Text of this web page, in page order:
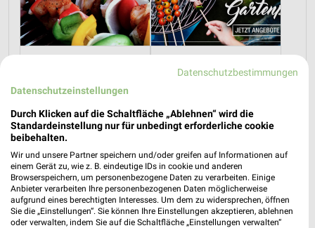
12.05.2026
Imweekli Magazinerwarten dich neben Infos zu REWE
auch clevere Spartipps für den Familienalltag, Ideen zur
Haushaltsplanung und einfache Wege, dein Budget
nachhaltig zu entlasten.
Datenschutzbestimmungen
Datenschutzeinstellungen
Durch Klicken auf die Schaltfläche „Ablehnen“ wird die
Standardeinstellung nur für unbedingt erforderliche cookie
beibehalten.
Wir und unsere Partner speichern und/oder greifen auf Informationen auf
einem Gerät zu, wie z. B. eindeutige IDs in cookie und anderen
Browserspeichern, um personenbezogene Daten zu verarbeiten. Einige
Anbieter verarbeiten Ihre personenbezogenen Daten möglicherweise
aufgrund eines berechtigten Interesses. Um dem zu widersprechen, öffnen
Sie die „Einstellungen“. Sie können Ihre Einstellungen akzeptieren, ablehnen
oder verwalten, indem Sie auf die Schaltfläche „Einstellungen verwalten“